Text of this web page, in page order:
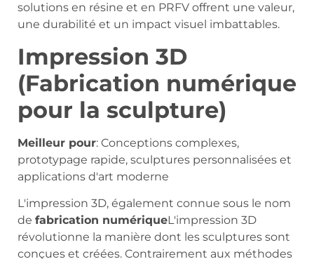
solutions en résine et en PRFV offrent une valeur,
une durabilité et un impact visuel imbattables.
Impression 3D
(Fabrication numérique
pour la sculpture)
Meilleur pour: Conceptions complexes,
prototypage rapide, sculptures personnalisées et
applications d'art moderne
L'impression 3D, également connue sous le nom
de fabrication numériqueL'impression 3D
révolutionne la manière dont les sculptures sont
conçues et créées. Contrairement aux méthodes